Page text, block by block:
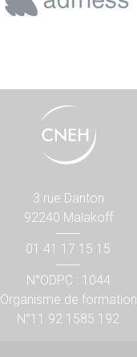
3 rue Danton
92240 Malakoff
01 41 17 15 15
N°ODPC : 1044
Organisme de formation
N°11 92 1585 192